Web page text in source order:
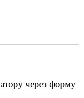
через форму